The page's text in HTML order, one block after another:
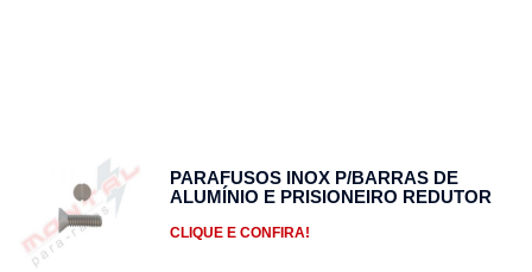
PARAFUSOS INOX P/BARRAS DE
ALUMÍNIO E PRISIONEIRO REDUTOR
CLIQUE E CONFIRA!